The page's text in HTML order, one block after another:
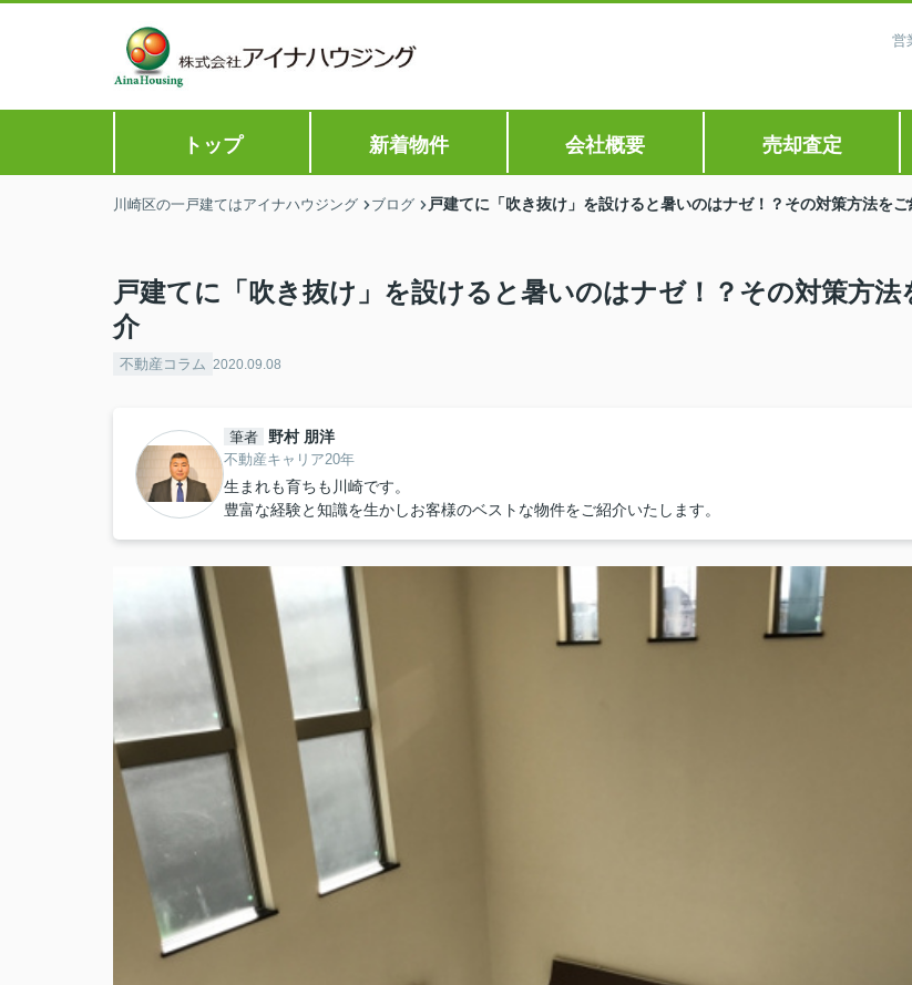
営
トップ 新着物件 会社概要 売却査定
川崎区の一戸建てはアイナハウジング ブログ 戸建てに「吹き抜け」を設けると暑いのはナゼ！？その対策方法を
戸建てに「吹き抜け」を設けると暑いのはナゼ！？その対策方法
介
不動産コラム 2020.09.08
筆者 野村 朋洋
不動産キャリア20年
生まれも育ちも川崎です。
豊富な経験と知識を生かしお客様のベストな物件をご紹介いたします。